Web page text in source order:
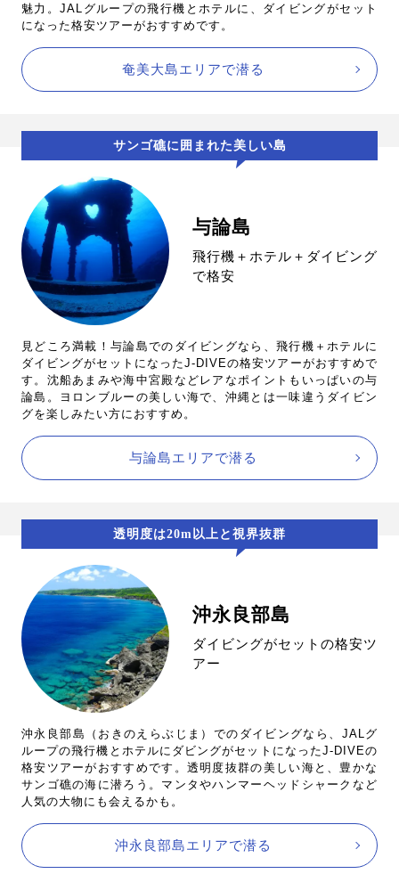
魅力。JALグループの飛行機とホテルに、ダイビングがセット
になった格安ツアーがおすすめです。
奄美大島エリアで潜る
サンゴ礁に囲まれた美しい島
与論島
飛行機＋ホテル＋ダイビング
で格安
見どころ満載！与論島でのダイビングなら、飛行機＋ホテルに
ダイビングがセットになったJ-DIVEの格安ツアーがおすすめで
す。沈船あまみや海中宮殿などレアなポイントもいっぱいの与
論島。ヨロンブルーの美しい海で、沖縄とは一味違うダイビン
グを楽しみたい方におすすめ。
与論島エリアで潜る
透明度は20m以上と視界抜群
沖永良部島
ダイビングがセットの格安ツ
アー
沖永良部島（おきのえらぶじま）でのダイビングなら、JALグ
ループの飛行機とホテルにダビングがセットになったJ-DIVEの
格安ツアーがおすすめです。透明度抜群の美しい海と、豊かな
サンゴ礁の海に潜ろう。マンタやハンマーヘッドシャークなど
人気の大物にも会えるかも。
沖永良部島エリアで潜る